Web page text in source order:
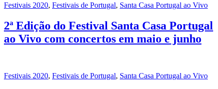
Festivais 2020, Festivais de Portugal, Santa Casa Portugal ao Vivo
2ª Edição do Festival Santa Casa Portugal
ao Vivo com concertos em maio e junho
Festivais 2020, Festivais de Portugal, Santa Casa Portugal ao Vivo